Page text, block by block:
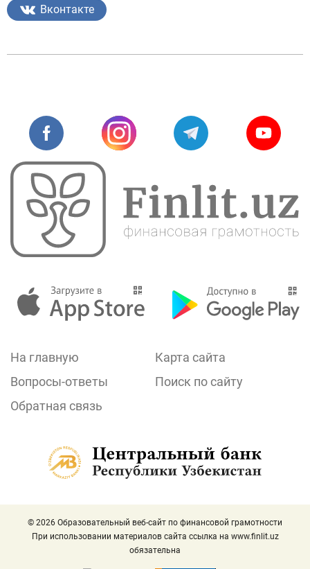
Вконтакте
На главную
Карта сайта
Вопросы-ответы
Поиск по сайту
Обратная связь
© 2026 Образовательный веб-сайт по финансовой грамотности
При использовании материалов сайта ссылка на www.finlit.uz
обязательна